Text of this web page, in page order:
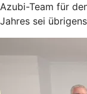
Azubi-Team für
Jahres sei